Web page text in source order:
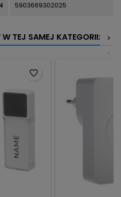
5903669302025
TEJ SAMEJ KATEGORII:
>
<
favorite_border